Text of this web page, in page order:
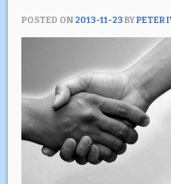
POSTED ON2013-11-23BYPETER